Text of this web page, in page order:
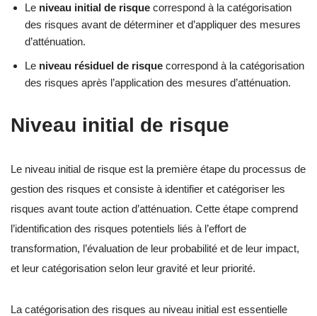
Le niveau initial de risque correspond à la catégorisation
des risques avant de déterminer et d’appliquer des mesures
d’atténuation.
Le niveau résiduel de risque correspond à la catégorisation
des risques après l’application des mesures d’atténuation.
Niveau initial de risque
Le niveau initial de risque est la première étape du processus de
gestion des risques et consiste à identifier et catégoriser les
risques avant toute action d’atténuation. Cette étape comprend
l’identification des risques potentiels liés à l’effort de
transformation, l’évaluation de leur probabilité et de leur impact,
et leur catégorisation selon leur gravité et leur priorité.
La catégorisation des risques au niveau initial est essentielle